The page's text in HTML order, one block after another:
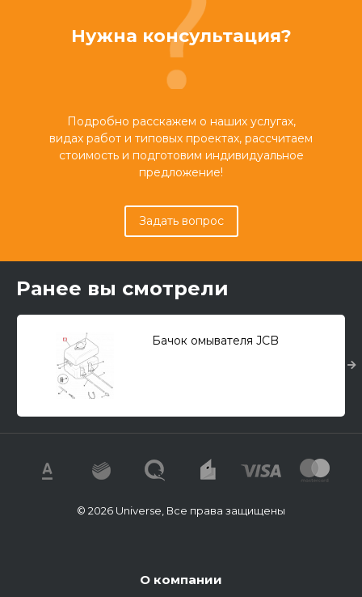
Нужна консультация?
Подробно расскажем о наших услугах,
видах работ и типовых проектах, рассчитаем
стоимость и подготовим индивидуальное
предложение!
Задать вопрос
Ранее вы смотрели
Бачок омывателя JCB
© 2026 Universe, Все права защищены
О компании